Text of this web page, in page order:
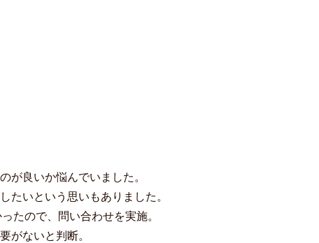
が良いか悩んでいました。
たいという思いもありました。
たので、問い合わせを実施。
がないと判断。